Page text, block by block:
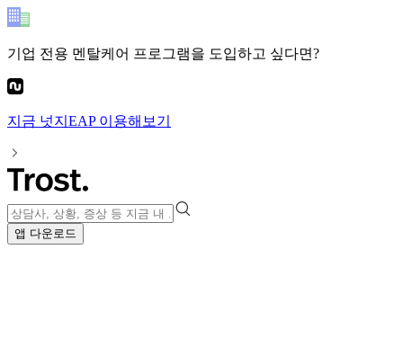
기업 전용 멘탈케어 프로그램을 도입하고 싶다면?
지금 넛지EAP이용해보기
앱 다운로드